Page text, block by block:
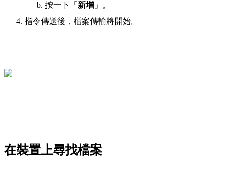
按一下「 新增 」。
指令傳送後，檔案傳輸將開始。
在裝置上尋找檔案